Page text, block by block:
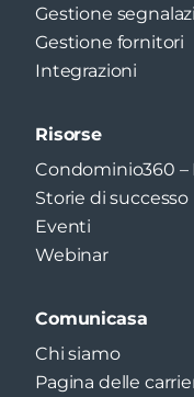
Gestione
Gestione fornitori
Integrazioni
Risorse
Condominio360 –
Storie di successo
Eventi
Webinar
Comunicasa
Chi siamo
Pagina delle